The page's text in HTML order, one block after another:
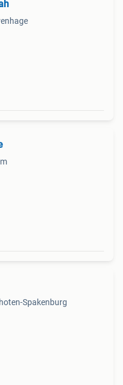
Spakenburg